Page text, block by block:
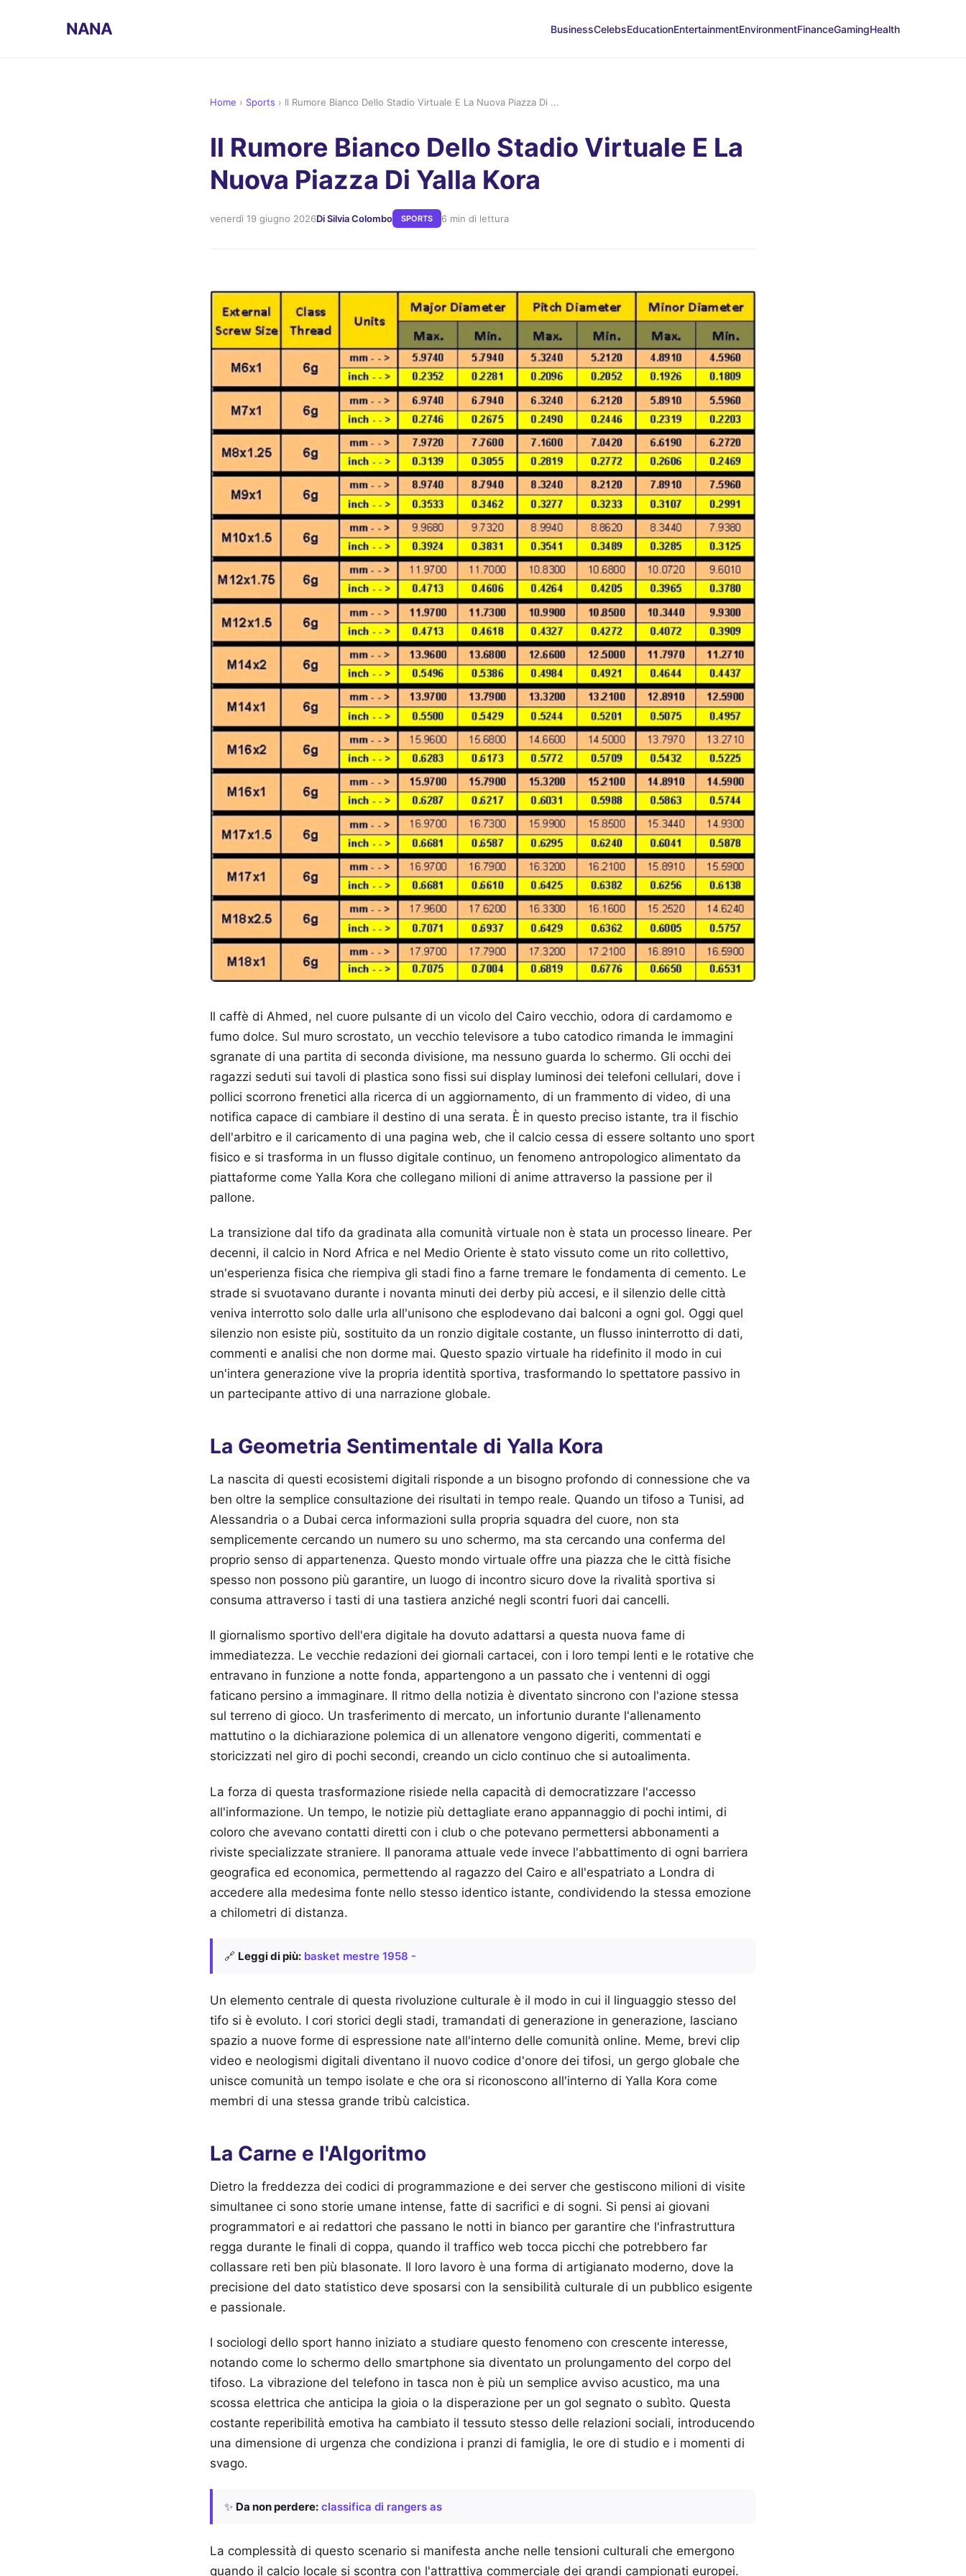
NANA BusinessCelebsEducationEntertainmentEnvironmentFinanceGamingHealth
Home › Sports › Il Rumore Bianco Dello Stadio Virtuale E La Nuova Piazza Di ...
Il Rumore Bianco Dello Stadio Virtuale E La
Nuova Piazza Di Yalla Kora
venerdì 19 giugno 2026Di Silvia Colombo SPORTS 6 min di lettura
Il caffè di Ahmed, nel cuore pulsante di un vicolo del Cairo vecchio, odora di cardamomo e
fumo dolce. Sul muro scrostato, un vecchio televisore a tubo catodico rimanda le immagini
sgranate di una partita di seconda divisione, ma nessuno guarda lo schermo. Gli occhi dei
ragazzi seduti sui tavoli di plastica sono fissi sui display luminosi dei telefoni cellulari, dove i
pollici scorrono frenetici alla ricerca di un aggiornamento, di un frammento di video, di una
notifica capace di cambiare il destino di una serata. È in questo preciso istante, tra il fischio
dell'arbitro e il caricamento di una pagina web, che il calcio cessa di essere soltanto uno sport
fisico e si trasforma in un flusso digitale continuo, un fenomeno antropologico alimentato da
piattaforme come Yalla Kora che collegano milioni di anime attraverso la passione per il
pallone.
La transizione dal tifo da gradinata alla comunità virtuale non è stata un processo lineare. Per
decenni, il calcio in Nord Africa e nel Medio Oriente è stato vissuto come un rito collettivo,
un'esperienza fisica che riempiva gli stadi fino a farne tremare le fondamenta di cemento. Le
strade si svuotavano durante i novanta minuti dei derby più accesi, e il silenzio delle città
veniva interrotto solo dalle urla all'unisono che esplodevano dai balconi a ogni gol. Oggi quel
silenzio non esiste più, sostituito da un ronzio digitale costante, un flusso ininterrotto di dati,
commenti e analisi che non dorme mai. Questo spazio virtuale ha ridefinito il modo in cui
un'intera generazione vive la propria identità sportiva, trasformando lo spettatore passivo in
un partecipante attivo di una narrazione globale.
La Geometria Sentimentale di Yalla Kora
La nascita di questi ecosistemi digitali risponde a un bisogno profondo di connessione che va
ben oltre la semplice consultazione dei risultati in tempo reale. Quando un tifoso a Tunisi, ad
Alessandria o a Dubai cerca informazioni sulla propria squadra del cuore, non sta
semplicemente cercando un numero su uno schermo, ma sta cercando una conferma del
proprio senso di appartenenza. Questo mondo virtuale offre una piazza che le città fisiche
spesso non possono più garantire, un luogo di incontro sicuro dove la rivalità sportiva si
consuma attraverso i tasti di una tastiera anziché negli scontri fuori dai cancelli.
Il giornalismo sportivo dell'era digitale ha dovuto adattarsi a questa nuova fame di
immediatezza. Le vecchie redazioni dei giornali cartacei, con i loro tempi lenti e le rotative che
entravano in funzione a notte fonda, appartengono a un passato che i ventenni di oggi
faticano persino a immaginare. Il ritmo della notizia è diventato sincrono con l'azione stessa
sul terreno di gioco. Un trasferimento di mercato, un infortunio durante l'allenamento
mattutino o la dichiarazione polemica di un allenatore vengono digeriti, commentati e
storicizzati nel giro di pochi secondi, creando un ciclo continuo che si autoalimenta.
La forza di questa trasformazione risiede nella capacità di democratizzare l'accesso
all'informazione. Un tempo, le notizie più dettagliate erano appannaggio di pochi intimi, di
coloro che avevano contatti diretti con i club o che potevano permettersi abbonamenti a
riviste specializzate straniere. Il panorama attuale vede invece l'abbattimento di ogni barriera
geografica ed economica, permettendo al ragazzo del Cairo e all'espatriato a Londra di
accedere alla medesima fonte nello stesso identico istante, condividendo la stessa emozione
a chilometri di distanza.
🔗 Leggi di più: basket mestre 1958 -
Un elemento centrale di questa rivoluzione culturale è il modo in cui il linguaggio stesso del
tifo si è evoluto. I cori storici degli stadi, tramandati di generazione in generazione, lasciano
spazio a nuove forme di espressione nate all'interno delle comunità online. Meme, brevi clip
video e neologismi digitali diventano il nuovo codice d'onore dei tifosi, un gergo globale che
unisce comunità un tempo isolate e che ora si riconoscono all'interno di Yalla Kora come
membri di una stessa grande tribù calcistica.
La Carne e l'Algoritmo
Dietro la freddezza dei codici di programmazione e dei server che gestiscono milioni di visite
simultanee ci sono storie umane intense, fatte di sacrifici e di sogni. Si pensi ai giovani
programmatori e ai redattori che passano le notti in bianco per garantire che l'infrastruttura
regga durante le finali di coppa, quando il traffico web tocca picchi che potrebbero far
collassare reti ben più blasonate. Il loro lavoro è una forma di artigianato moderno, dove la
precisione del dato statistico deve sposarsi con la sensibilità culturale di un pubblico esigente
e passionale.
I sociologi dello sport hanno iniziato a studiare questo fenomeno con crescente interesse,
notando come lo schermo dello smartphone sia diventato un prolungamento del corpo del
tifoso. La vibrazione del telefono in tasca non è più un semplice avviso acustico, ma una
scossa elettrica che anticipa la gioia o la disperazione per un gol segnato o subìto. Questa
costante reperibilità emotiva ha cambiato il tessuto stesso delle relazioni sociali, introducendo
una dimensione di urgenza che condiziona i pranzi di famiglia, le ore di studio e i momenti di
svago.
✨ Da non perdere: classifica di rangers as
La complessità di questo scenario si manifesta anche nelle tensioni culturali che emergono
quando il calcio locale si scontra con l'attrattiva commerciale dei grandi campionati europei.